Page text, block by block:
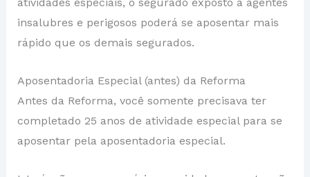
atividades especiais, o segurado exposto a agentes
insalubres e perigosos poderá se aposentar mais
rápido que os demais segurados.
Aposentadoria Especial (antes) da Reforma
Antes da Reforma, você somente precisava ter
completado 25 anos de atividade especial para se
aposentar pela aposentadoria especial.